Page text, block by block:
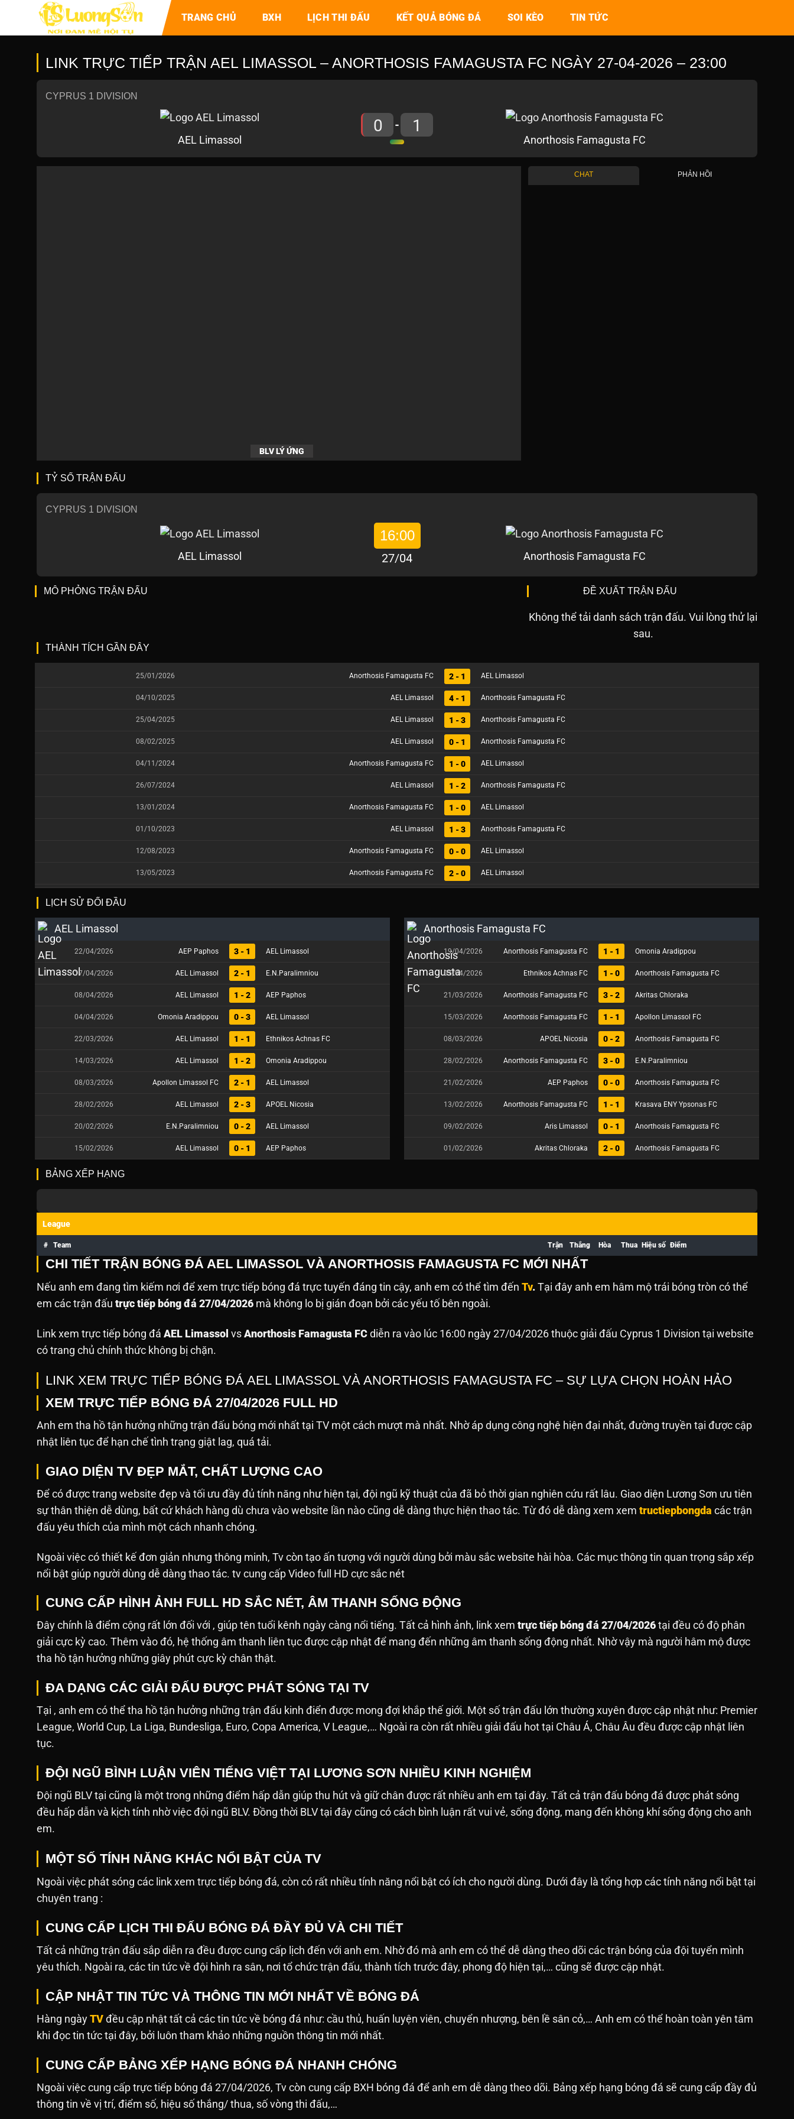
TRANG CHỦ BXH LỊCH THI ĐẤU KẾT QUẢ BÓNG ĐÁ SOI KÈO TIN TỨC
LINK TRỰC TIẾP TRẬN AEL LIMASSOL – ANORTHOSIS FAMAGUSTA FC NGÀY 27-04-2026 – 23:00
CYPRUS 1 DIVISION
AEL Limassol
0 - 1
Anorthosis Famagusta FC
BLV LÝ ỨNG
CHAT PHẢN HỒI
TỶ SỐ TRẬN ĐẤU
CYPRUS 1 DIVISION
AEL Limassol
16:00
27/04 Anorthosis Famagusta FC
MÔ PHỎNG TRẬN ĐẤU ĐỀ XUẤT TRẬN ĐẤU
Không thể tải danh sách trận đấu. Vui lòng thử lại
sau.
THÀNH TÍCH GẦN ĐÂY
25/01/2026 Anorthosis Famagusta FC 2 - 1 AEL Limassol
04/10/2025 AEL Limassol 4 - 1 Anorthosis Famagusta FC
25/04/2025 AEL Limassol 1 - 3 Anorthosis Famagusta FC
08/02/2025 AEL Limassol 0 - 1 Anorthosis Famagusta FC
04/11/2024 Anorthosis Famagusta FC 1 - 0 AEL Limassol
26/07/2024 AEL Limassol 1 - 2 Anorthosis Famagusta FC
13/01/2024 Anorthosis Famagusta FC 1 - 0 AEL Limassol
01/10/2023 AEL Limassol 1 - 3 Anorthosis Famagusta FC
12/08/2023 Anorthosis Famagusta FC 0 - 0 AEL Limassol
13/05/2023 Anorthosis Famagusta FC 2 - 0 AEL Limassol
LỊCH SỬ ĐỐI ĐẦU
AEL Limassol
22/04/2026 AEP Paphos 3 - 1 AEL Limassol
17/04/2026 AEL Limassol 2 - 1 E.N.Paralimniou
08/04/2026 AEL Limassol 1 - 2 AEP Paphos
04/04/2026 Omonia Aradippou 0 - 3 AEL Limassol
22/03/2026 AEL Limassol 1 - 1 Ethnikos Achnas FC
14/03/2026 AEL Limassol 1 - 2 Omonia Aradippou
08/03/2026 Apollon Limassol FC 2 - 1 AEL Limassol
28/02/2026 AEL Limassol 2 - 3 APOEL Nicosia
20/02/2026 E.N.Paralimniou 0 - 2 AEL Limassol
15/02/2026 AEL Limassol 0 - 1 AEP Paphos
Anorthosis Famagusta FC
19/04/2026 Anorthosis Famagusta FC 1 - 1 Omonia Aradippou
05/04/2026 Ethnikos Achnas FC 1 - 0 Anorthosis Famagusta FC
21/03/2026 Anorthosis Famagusta FC 3 - 2 Akritas Chloraka
15/03/2026 Anorthosis Famagusta FC 1 - 1 Apollon Limassol FC
08/03/2026 APOEL Nicosia 0 - 2 Anorthosis Famagusta FC
28/02/2026 Anorthosis Famagusta FC 3 - 0 E.N.Paralimniou
21/02/2026 AEP Paphos 0 - 0 Anorthosis Famagusta FC
13/02/2026 Anorthosis Famagusta FC 1 - 1 Krasava ENY Ypsonas FC
09/02/2026 Aris Limassol 0 - 1 Anorthosis Famagusta FC
01/02/2026 Akritas Chloraka 2 - 0 Anorthosis Famagusta FC
BẢNG XẾP HẠNG
League
# Team Trận Thắng Hòa Thua Hiệu số Điểm
CHI TIẾT TRẬN BÓNG ĐÁ AEL LIMASSOL VÀ ANORTHOSIS FAMAGUSTA FC MỚI NHẤT
Nếu anh em đang tìm kiếm nơi để xem trực tiếp bóng đá trực tuyến đáng tin cậy, anh em có thể tìm đến Tv. Tại đây anh em hâm mộ trái bóng tròn có thể
em các trận đấu trực tiếp bóng đá 27/04/2026 mà không lo bị gián đoạn bởi các yếu tố bên ngoài.
Link xem trực tiếp bóng đá AEL Limassol vs Anorthosis Famagusta FC diễn ra vào lúc 16:00 ngày 27/04/2026 thuộc giải đấu Cyprus 1 Division tại website
có trang chủ chính thức không bị chặn.
LINK XEM TRỰC TIẾP BÓNG ĐÁ AEL LIMASSOL VÀ ANORTHOSIS FAMAGUSTA FC – SỰ LỰA CHỌN HOÀN HẢO
XEM TRỰC TIẾP BÓNG ĐÁ 27/04/2026 FULL HD
Anh em tha hồ tận hưởng những trận đấu bóng mới nhất tại TV một cách mượt mà nhất. Nhờ áp dụng công nghệ hiện đại nhất, đường truyền tại được cập
nhật liên tục để hạn chế tình trạng giật lag, quá tải.
GIAO DIỆN TV ĐẸP MẮT, CHẤT LƯỢNG CAO
Để có được trang website đẹp và tối ưu đầy đủ tính năng như hiện tại, đội ngũ kỹ thuật của đã bỏ thời gian nghiên cứu rất lâu. Giao diện Lương Sơn ưu tiên
sự thân thiện dễ dùng, bất cứ khách hàng dù chưa vào website lần nào cũng dễ dàng thực hiện thao tác. Từ đó dễ dàng xem xem tructiepbongda các trận
đấu yêu thích của mình một cách nhanh chóng.
Ngoài việc có thiết kế đơn giản nhưng thông minh, Tv còn tạo ấn tượng với người dùng bởi màu sắc website hài hòa. Các mục thông tin quan trọng sắp xếp
nổi bật giúp người dùng dễ dàng thao tác. tv cung cấp Video full HD cực sắc nét
CUNG CẤP HÌNH ẢNH FULL HD SẮC NÉT, ÂM THANH SỐNG ĐỘNG
Đây chính là điểm cộng rất lớn đối với , giúp tên tuổi kênh ngày càng nổi tiếng. Tất cả hình ảnh, link xem trực tiếp bóng đá 27/04/2026 tại đều có độ phân
giải cực kỳ cao. Thêm vào đó, hệ thống âm thanh liên tục được cập nhật để mang đến những âm thanh sống động nhất. Nhờ vậy mà người hâm mộ được
tha hồ tận hưởng những giây phút cực kỳ chân thật.
ĐA DẠNG CÁC GIẢI ĐẤU ĐƯỢC PHÁT SÓNG TẠI TV
Tại , anh em có thể tha hồ tận hưởng những trận đấu kinh điển được mong đợi khắp thế giới. Một số trận đấu lớn thường xuyên được cập nhật như: Premier
League, World Cup, La Liga, Bundesliga, Euro, Copa America, V League,… Ngoài ra còn rất nhiều giải đấu hot tại Châu Á, Châu Âu đều được cập nhật liên
tục.
ĐỘI NGŨ BÌNH LUẬN VIÊN TIẾNG VIỆT TẠI LƯƠNG SƠN NHIỀU KINH NGHIỆM
Đội ngũ BLV tại cũng là một trong những điểm hấp dẫn giúp thu hút và giữ chân được rất nhiều anh em tại đây. Tất cả trận đấu bóng đá được phát sóng
đều hấp dẫn và kịch tính nhờ việc đội ngũ BLV. Đồng thời BLV tại đây cũng có cách bình luận rất vui vẻ, sống động, mang đến không khí sống động cho anh
em.
MỘT SỐ TÍNH NĂNG KHÁC NỔI BẬT CỦA TV
Ngoài việc phát sóng các link xem trực tiếp bóng đá, còn có rất nhiều tính năng nổi bật có ích cho người dùng. Dưới đây là tổng hợp các tính năng nổi bật tại
chuyên trang :
CUNG CẤP LỊCH THI ĐẤU BÓNG ĐÁ ĐẦY ĐỦ VÀ CHI TIẾT
Tất cả những trận đấu sắp diễn ra đều được cung cấp lịch đến với anh em. Nhờ đó mà anh em có thể dễ dàng theo dõi các trận bóng của đội tuyển mình
yêu thích. Ngoài ra, các tin tức về đội hình ra sân, nơi tổ chức trận đấu, thành tích trước đây, phong độ hiện tại,… cũng sẽ được cập nhật.
CẬP NHẬT TIN TỨC VÀ THÔNG TIN MỚI NHẤT VỀ BÓNG ĐÁ
Hàng ngày TV đều cập nhật tất cả các tin tức về bóng đá như: cầu thủ, huấn luyện viên, chuyển nhượng, bên lề sân cỏ,… Anh em có thể hoàn toàn yên tâm
khi đọc tin tức tại đây, bởi luôn tham khảo những nguồn thông tin mới nhất.
CUNG CẤP BẢNG XẾP HẠNG BÓNG ĐÁ NHANH CHÓNG
Ngoài việc cung cấp trực tiếp bóng đá 27/04/2026, Tv còn cung cấp BXH bóng đá để anh em dễ dàng theo dõi. Bảng xếp hạng bóng đá sẽ cung cấp đầy đủ
thông tin về vị trí, điểm số, hiệu số thắng/ thua, số vòng thi đấu,…